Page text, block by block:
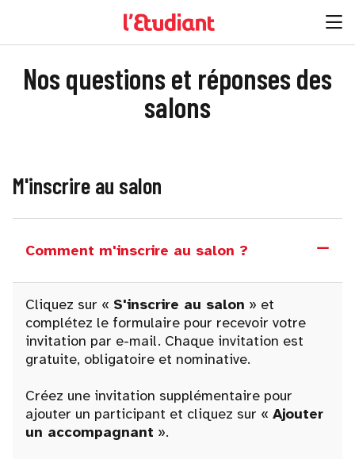
Nos questions et réponses des
salons
M'inscrire au salon
Comment m'inscrire au salon ?
Cliquez sur « S'inscrire au salon » et
complétez le formulaire pour recevoir votre
invitation par e-mail. Chaque invitation est
gratuite, obligatoire et nominative.
Créez une invitation supplémentaire pour
ajouter un participant et cliquez sur « Ajouter
un accompagnant ».